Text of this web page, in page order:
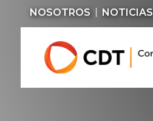
NOSOTROS NOTICIAS